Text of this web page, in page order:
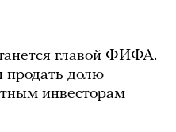
главой ФИФА.
продать долю
инвесторам